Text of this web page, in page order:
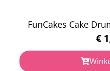
FunCakes Cake
€